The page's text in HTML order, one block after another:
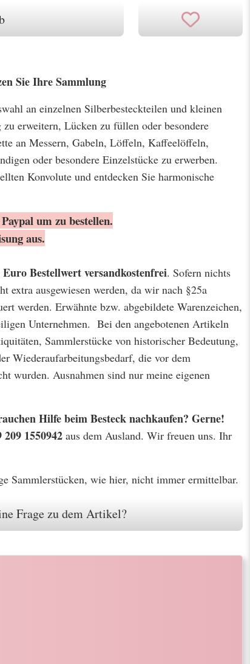
Sie Ihre Sammlung
an einzelnen Silberbesteckteilen und kleinen
erweitern, Lücken zu füllen oder besondere
an Messern, Gabeln, Löffeln, Kaffeelöffeln,
oder besondere Einzelstücke zu erwerben.
Konvolute und entdecken Sie harmonische
um zu bestellen.
aus.
Euro Bestellwertversandkostenfrei. Sofern nichts
extra ausgewiesen werden, da wir nach §25a
werden. Erwähnte bzw. abgebildete Warenzeichen,
Unternehmen. Bei den angebotenen Artikeln
Sammlerstücke von historischer Bedeutung,
Wiederaufarbeitungsbedarf, die vor dem
wurden. Ausnahmen sind nur meine eigenen
Hilfe beim Besteck nachkaufen? Gerne!
1550942 aus dem Ausland. Wir freuen uns. Ihr
Sammlerstücken, wie hier, nicht immer ermittelbar.
Frage zu dem Artikel?